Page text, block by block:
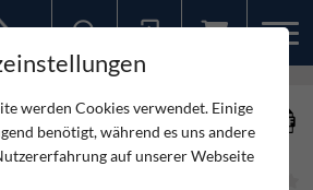
MALTATAL
werden Cookies verwendet. Einige
benötigt, während es uns andere
auf unserer Webseite